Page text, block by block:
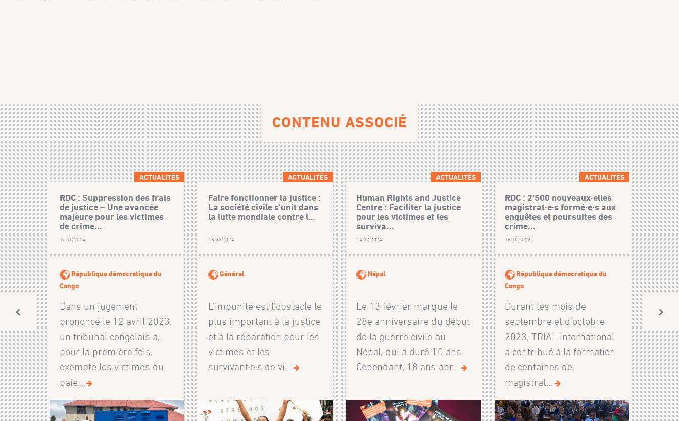
CONTENU ASSOCIÉ
ACTUALITÉS
RDC : Suppression des frais
de justice – Une avancée
majeure pour les victimes
de crime...
16.10.2024
République démocratique du
Congo
Dans un jugement
prononcé le 12 avril 2023,
un tribunal congolais a,
pour la première fois,
exempté les victimes du
paie...
ACTUALITÉS
Faire fonctionner la justice :
La société civile s'unit dans
la lutte mondiale contre l...
18.06.2024
Général
L'impunité est l'obstacle le
plus important à la justice
et à la réparation pour les
victimes et les
survivant·e·s de vi...
ACTUALITÉS
Human Rights and Justice
Centre : Faciliter la justice
pour les victimes et les
surviva...
14.02.2024
Népal
Le 13 février marque le
28e anniversaire du début
de la guerre civile au
Népal, qui a duré 10 ans.
Cependant, 18 ans apr...
ACTUALITÉS
RDC : 2'500 nouveaux·elles
magistrat·e·s formé·e·s aux
enquêtes et poursuites des
crime...
18.10.2023
République démocratique du
Congo
Durant les mois de
septembre et d’octobre
2023, TRIAL International
a contribué à la formation
de centaines de
magistrat...